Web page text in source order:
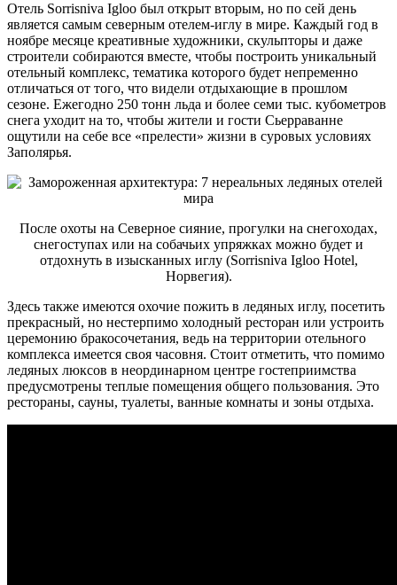
Отель Sorrisniva Igloo был открыт вторым, но по сей день
является самым северным отелем-иглу в мире. Каждый год в
ноябре месяце креативные художники, скульпторы и даже
строители собираются вместе, чтобы построить уникальный
отельный комплекс, тематика которого будет непременно
отличаться от того, что видели отдыхающие в прошлом
сезоне. Ежегодно 250 тонн льда и более семи тыс. кубометров
снега уходит на то, чтобы жители и гости Сьерраванне
ощутили на себе все «прелести» жизни в суровых условиях
Заполярья.
После охоты на Северное сияние, прогулки на снегоходах,
снегоступах или на собачьих упряжках можно будет и
отдохнуть в изысканных иглу (Sorrisniva Igloo Hotel,
Норвегия).
Здесь также имеются охочие пожить в ледяных иглу, посетить
прекрасный, но нестерпимо холодный ресторан или устроить
церемонию бракосочетания, ведь на территории отельного
комплекса имеется своя часовня. Стоит отметить, что помимо
ледяных люксов в неординарном центре гостеприимства
предусмотрены теплые помещения общего пользования. Это
рестораны, сауны, туалеты, ванные комнаты и зоны отдыха.